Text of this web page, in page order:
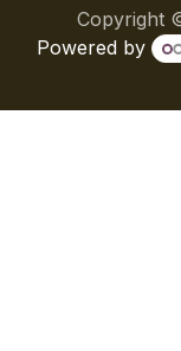
Copyright
Powered by